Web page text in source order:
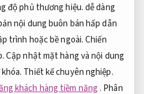
độ phủ thương hiệu.dễ dàng
nội dung buôn bán hấp dẫn
trình hoặc bề ngoài.Chiến
Cập nhật mặt hàng và nội dung
Thiết kế chuyên nghiệp.
khách hàng tiềm năng . Phân